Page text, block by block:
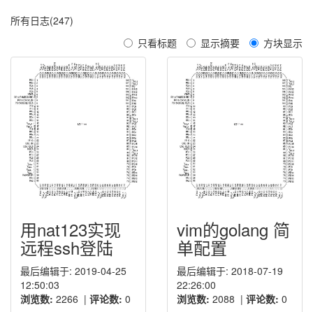
所有日志(247)
只看标题
显示摘要 方块显示
用nat123实现
远程ssh登陆
最后编辑于: 2019-04-25
12:50:03
浏览数: 2266 | 评论数: 0
vim的golang 简
单配置
最后编辑于: 2018-07-19
22:26:00
浏览数: 2088 | 评论数: 0